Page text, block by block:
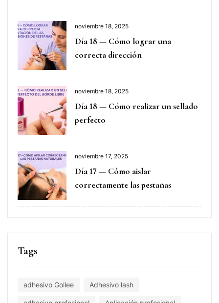
noviembre 18, 2025
Día 18 — Cómo lograr una
correcta dirección
noviembre 18, 2025
Día 18 — Cómo realizar un sellado
perfecto
noviembre 17, 2025
Día 17 — Cómo aislar
correctamente las pestañas
Tags
adhesivo Gollee Adhesivo lash